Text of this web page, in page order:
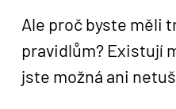
Ale proč byste měli
pravidlům? Existují
jste možná ani